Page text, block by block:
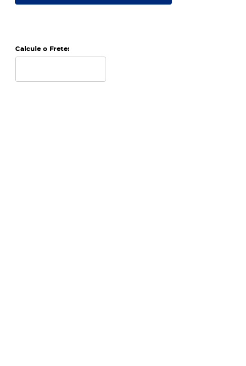
Calcule o Frete: